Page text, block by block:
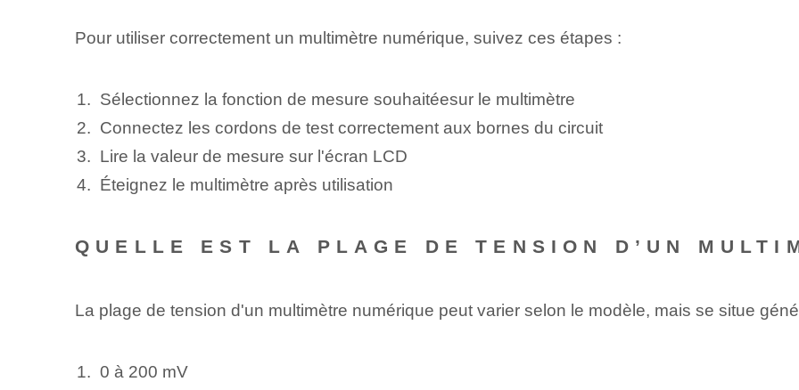
Pour utiliser correctement un multimètre numérique, suivez ces étapes :
Sélectionnez la fonction de mesure souhaitée⁢sur le multimètre
Connectez les cordons de test ‌correctement⁤ aux bornes‌ du circuit
Lire la valeur de mesure sur l'écran LCD
Éteignez le multimètre après utilisation
QUELLE EST LA PLAGE DE TENSION D’UN
La plage de tension d'un multimètre numérique peut varier selon le modèle, mais se situe
0 à 200 mV